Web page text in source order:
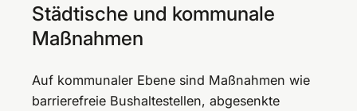
Städtische und kommunale
Maßnahmen
Auf kommunaler Ebene sind Maßnahmen wie
barrierefreie Bushaltestellen, abgesenkte